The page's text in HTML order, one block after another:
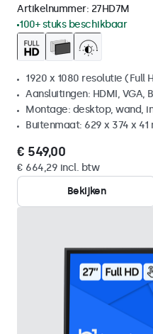
Artikelnummer: 27HD7M
100+ stuks beschikbaar
1920 x 1080 resolutie (Full
Aansluitingen: HDMI, VGA,
Montage: desktop, wand,
Buitenmaat: 629 x 374 x 41
€ 549,00
€ 664,29 incl. btw
Bekijken